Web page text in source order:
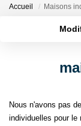
Accueil Maisons
Plus de
Nous n'avons pas
individuelles pour